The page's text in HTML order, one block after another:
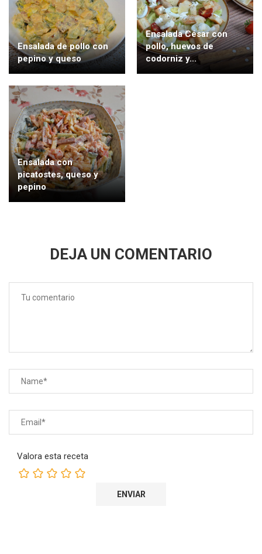
Ensalada de pollo con
pepino y queso
Ensalada César con
pollo, huevos de
codorniz y...
Ensalada con
picatostes, queso y
pepino
DEJA UN COMENTARIO
Valora esta receta